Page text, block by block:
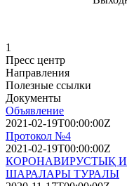
1
Пресс центр
Направления
Полезные ссылки
Документы
Объявление
2021-02-19T00:00:00Z
Протокол №4
2021-02-19T00:00:00Z
КОРОНАВИРУСТЫҚ
ШАРАЛАРЫ ТУРАЛЫ